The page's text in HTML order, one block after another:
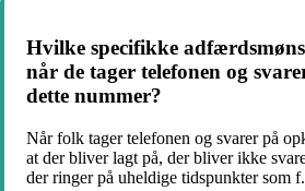
Hvilke specifikke
når de tager telefonen og
dette nummer?
Når folk tager telefonen og svarer på
at der bliver lagt på, der bliver ikke
der ringer på uheldige tidspunkter som